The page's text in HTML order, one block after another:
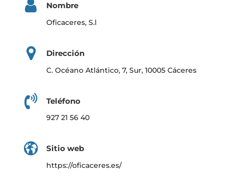
Nombre
Oficaceres, S.l
Dirección
C. Océano Atlántico, 7, Sur, 10005 Cáceres
Teléfono
927 21 56 40
Sitio web
https://oficaceres.es/